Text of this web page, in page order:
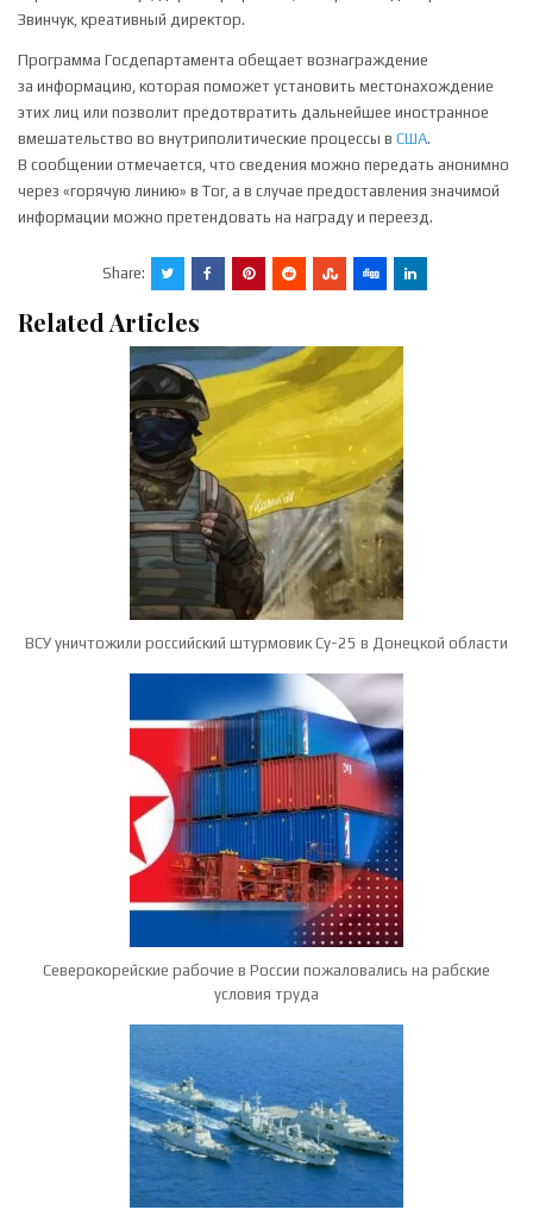
Звинчук, креативный директор.
Программа Госдепартамента обещает вознаграждение
за информацию, которая поможет установить местонахождение
этих лиц или позволит предотвратить дальнейшее иностранное
вмешательство во внутриполитические процессы в США.
В сообщении отмечается, что сведения можно передать анонимно
через «горячую линию» в Tor, а в случае предоставления значимой
информации можно претендовать на награду и переезд.
Share:
Related Articles
ВСУ уничтожили российский штурмовик Су-25 в Донецкой области
Северокорейские рабочие в России пожаловались на рабские
условия труда